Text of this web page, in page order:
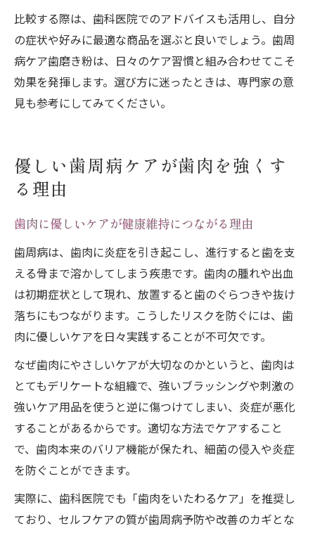
比較する際は、歯科医院でのアドバイスも活用し、自分
の症状や好みに最適な商品を選ぶと良いでしょう。歯周
病ケア歯磨き粉は、日々のケア習慣と組み合わせてこそ
効果を発揮します。選び方に迷ったときは、専門家の意
見も参考にしてみてください。
優しい歯周病ケアが歯肉を強くす
る理由
歯肉に優しいケアが健康維持につながる理由
歯周病は、歯肉に炎症を引き起こし、進行すると歯を支
える骨まで溶かしてしまう疾患です。歯肉の腫れや出血
は初期症状として現れ、放置すると歯のぐらつきや抜け
落ちにもつながります。こうしたリスクを防ぐには、歯
肉に優しいケアを日々実践することが不可欠です。
なぜ歯肉にやさしいケアが大切なのかというと、歯肉は
とてもデリケートな組織で、強いブラッシングや刺激の
強いケア用品を使うと逆に傷つけてしまい、炎症が悪化
することがあるからです。適切な方法でケアすること
で、歯肉本来のバリア機能が保たれ、細菌の侵入や炎症
を防ぐことができます。
実際に、歯科医院でも「歯肉をいたわるケア」を推奨し
ており、セルフケアの質が歯周病予防や改善のカギとな